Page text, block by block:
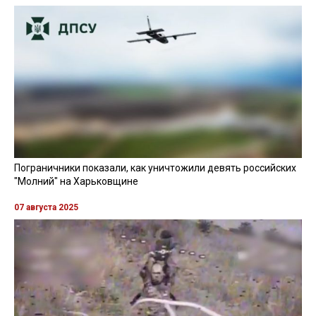
Пограничники показали, как уничтожили девять российских
"Молний" на Харьковщине
07 августа 2025